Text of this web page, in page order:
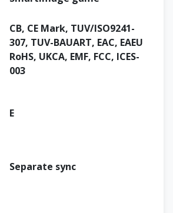
CB, CE Mark, TUV/ISO9241-
307, TUV-BAUART, EAC, EAEU
RoHS, UKCA, EMF, FCC, ICES-
003
E
Separate sync